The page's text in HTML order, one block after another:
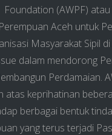
Foundation (AWPF)
Perempuan Aceh untuk
Masyarakat Sipil
dalam mendorong
Perdamaian.
atas keprihatinan
berbagai bentuk
yang terus terjadi